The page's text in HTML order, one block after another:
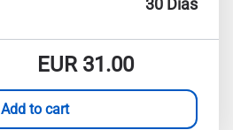
30 Dias
EUR31.00
Add to cart